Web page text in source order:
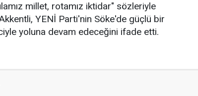
millet, rotamız iktidar" sözleriyle
YENİ Parti'nin Söke'de güçlü bir
yoluna devam edeceğini ifade etti.